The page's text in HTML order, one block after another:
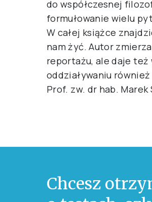
do współczesnej
formułowanie wielu
W całej książce
nam żyć. Autor
reportażu, ale daje też
oddziaływaniu
Prof. zw. dr hab.
Chcesz